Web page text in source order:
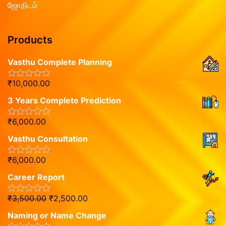
ஜோதிடம்
Products
Vasthu Complete Planning
R
t
e
d
0
u
t
o
f
5
₹10,000.00
3 Years Complete Prediction
R
t
e
d
0
u
t
o
f
5
₹6,000.00
Vasthu Consultation
R
t
e
d
0
u
₹6,000.00
Career Report
R
t
e
₹3,500.00 ₹2,500.00
Naming or Name Change